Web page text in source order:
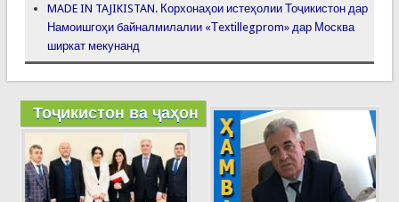
MADE IN TAJIKISTAN. Корхонаҳои истеҳолии Тоҷикистон дар
Намоишгоҳи байналмилалии «Тextillegprom» дар Москва
ширкат мекунанд
Тоҷикистон ва ҷаҳон